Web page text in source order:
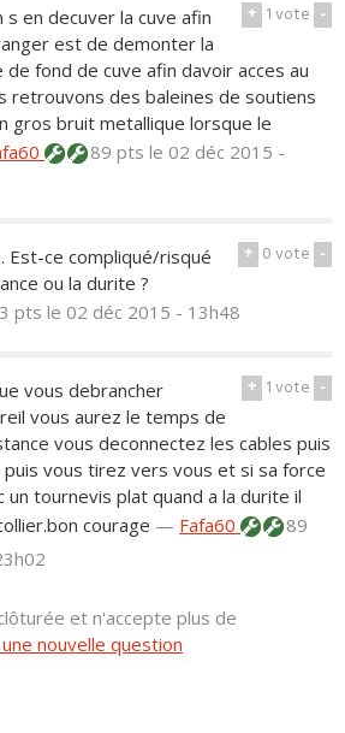
+ 1vote -
en decuver la cuve afin
est de demonter la
fond de cuve afin davoir acces au
retrouvons des baleines de soutiens
gros bruit metallique lorsque le
89 ptsle 02 déc 2015 -
+ 0vote -
Est-ce compliqué/risqué
ou la durite ?
ptsle 02 déc 2015 - 13h48
+ 1vote -
vous debrancher
vous aurez le temps de
vous deconnectez les cables puis
vous tirez vers vous et si sa force
tournevis plat quand a la durite il
courage — Fafa60
89
et n'accepte plus de
nouvelle question